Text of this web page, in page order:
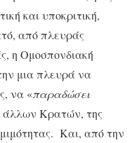
και υποκριτική,
από πλευράς
η Ομοσπονδιακή
μια πλευρά να
να «παραδώσει
άλλων Κρατών, της
Και, από την